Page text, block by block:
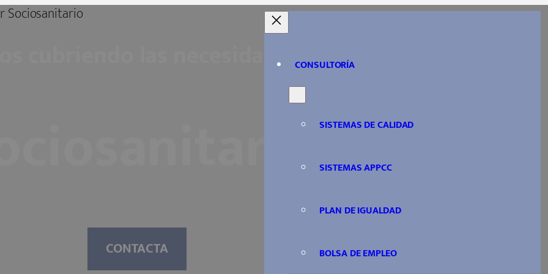
CONSULTORÍA
SISTEMAS DE CALIDAD
SISTEMAS APPCC
PLAN DE IGUALDAD
BOLSA DE EMPLEO
cubriendo las necesidades del sector
Sociosanitario
CONTACTA